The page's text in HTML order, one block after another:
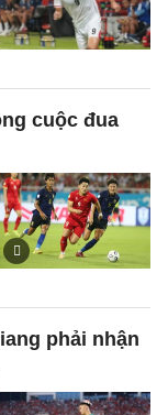
cuộc đua
phải nhận